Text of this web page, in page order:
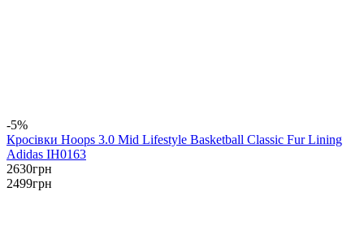
-5%
Кросівки Hoops 3.0 Mid Lifestyle Basketball Classic Fur Lining
Adidas IH0163
2630грн
2499грн